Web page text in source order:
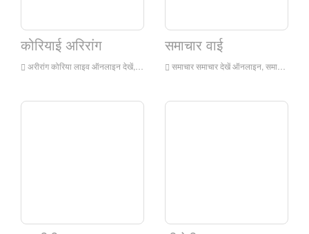
कोरियाई अरिरांग
अरीरांग कोरिया लाइव ऑनलाइन देखें, अरिरांग कोरिया एचडी लाइव स्ट्रीमिंग, अरिरांग कोरिया कोरिया से लाइव टीवी देखें
समाचार वाई
समाचार समाचार देखें ऑनलाइन, समाचार वाई एचडी लाइव स्ट्रीमिंग, समाचार मैं कोरिया से लाइव टीवी देखता हूं